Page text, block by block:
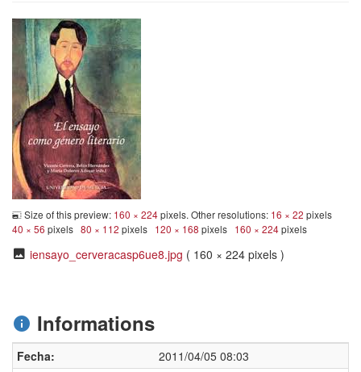
Size of this preview: 160 × 224pixels. Other resolutions: 16 × 22 pixels
40 × 56 pixels 80 × 112 pixels 120 × 168 pixels 160 × 224pixels
iensayo_cerveracasp6ue8.jpg ( 160 × 224 pixels )
Informations
Fecha:
2011/04/05 08:03